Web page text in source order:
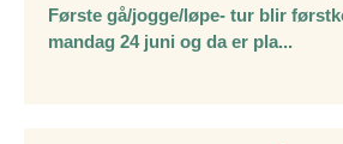
Første gå/jogge/løpe- tur blir
mandag 24 juni og da er pla...